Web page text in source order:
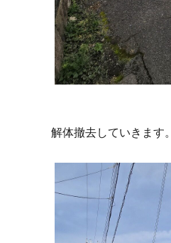
解体撤去していきます。